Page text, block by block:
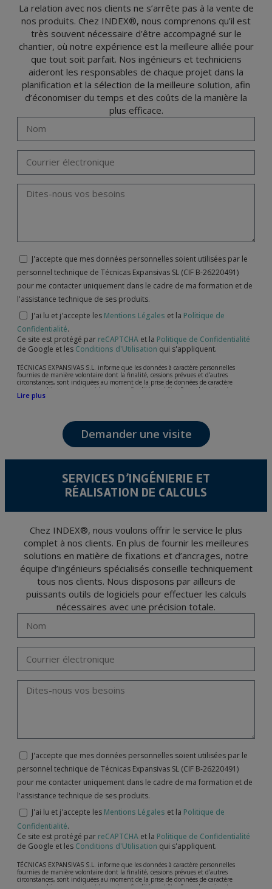
votre pièce d’identité, à P.I. La Portalada II | c/ Segador 13, 26006 | Logroño (La
Rioja).
La relation avec nos clients ne s’arrête pas à la vente de
nos produits. Chez INDEX®, nous comprenons qu’il est
très souvent nécessaire d’être accompagné sur le
chantier, où notre expérience est la meilleure alliée pour
que tout soit parfait. Nos ingénieurs et techniciens
aideront les responsables de chaque projet dans la
planification et la sélection de la meilleure solution, afin
d’économiser du temps et des coûts de la manière la
plus efficace.
J'accepte que mes données personnelles soient utilisées par le
personnel technique de Técnicas Expansivas SL (CIF B-26220491)
pour me contacter uniquement dans le cadre de ma formation et de
l'assistance technique de ses produits.
J'ai lu et j'accepte les Mentions Légales et la Politique de
Confidentialité.
Ce site est protégé par reCAPTCHA et la Politique de Confidentialité
de Google et les Conditions d'Utilisation qui s'appliquent.
TÉCNICAS EXPANSIVAS S.L. informe que les données à caractère personnelles
fournies de manière volontaire dont la finalité, cessions prévues et d’autres
circonstances, sont indiquées au moment de la prise de données de caractère
personne, bien que, suivant le cas, leur finalité peut être l’une des suivantes,
l’attention de votre demande, litige ou requise, maintien de la relation établie, la
Les données de nos fichiers sont absolument confidentielles et seront traitées avec la
plus grande confidentialité et répondent à toutes les exigences prévues par la loi
15/1999 du 13 décembre sur la protection des données personnelles.
conformément à la législation de Protection des données, telles que celles relatives à
la santé, ces donnée n'étant pas cryptées.
L’usager peut à tout moment exercer son droit d'accès, de rectification, d'annulation
et d'opposition en vertu des dispositions au Règlement Général sur la Protection des
votre pièce d’identité, à P.I. La Portalada II | c/ Segador 13, 26006 | Logroño (La
Lire plus
Demander une visite
SERVICES D’INGÉNIERIE ET
RÉALISATION DE CALCULS
Chez INDEX®, nous voulons offrir le service le plus
complet à nos clients. En plus de fournir les meilleures
solutions en matière de fixations et d’ancrages, notre
équipe d’ingénieurs spécialisés conseille techniquement
tous nos clients. Nous disposons par ailleurs de
puissants outils de logiciels pour effectuer les calculs
nécessaires avec une précision totale.
J'accepte que mes données personnelles soient utilisées par le
personnel technique de Técnicas Expansivas SL (CIF B-26220491)
pour me contacter uniquement dans le cadre de ma formation et de
l'assistance technique de ses produits.
J'ai lu et j'accepte les Mentions Légales et la Politique de
Confidentialité.
Ce site est protégé par reCAPTCHA et la Politique de Confidentialité
de Google et les Conditions d'Utilisation qui s'appliquent.
TÉCNICAS EXPANSIVAS S.L. informe que les données à caractère personnelles
fournies de manière volontaire dont la finalité, cessions prévues et d’autres
circonstances, sont indiquées au moment de la prise de données de caractère
personne, bien que, suivant le cas, leur finalité peut être l’une des suivantes,